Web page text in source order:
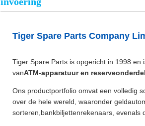
Tiger Spare Parts Company
Tiger Spare Parts is opgericht in 1998
vanATM-apparatuur en
Ons productportfolio omvat een volledig
over de hele wereld, waaronder
sorteren,bankbiljettenrekenaars, evenals